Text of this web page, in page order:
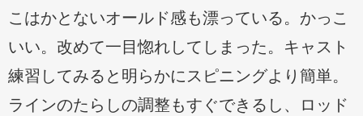
こはかとないオールド感も漂っている。かっこ
いい。改めて一目惚れしてしまった。キャスト
練習してみると明らかにスピニングより簡単。
ラインのたらしの調整もすぐできるし、ロッド